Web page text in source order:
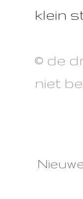
klein
© de
niet